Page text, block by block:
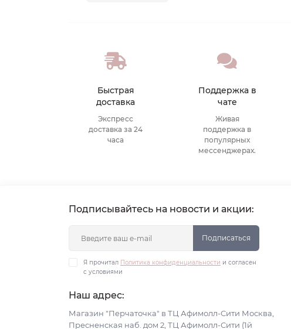
Быстрая
доставка
Экспресс
доставка за 24
часа
Поддержка в
чате
Живая
поддержка в
популярных
мессенджерах.
Подписывайтесь на новости и акции:
Подписаться
Я прочитал Политика конфиденциальности и согласен
с условиями
Наш адрес:
Магазин "Перчаточка" в ТЦ Афимолл-Сити Москва,
Пресненская наб. дом 2, ТЦ Афимолл-Сити (1й